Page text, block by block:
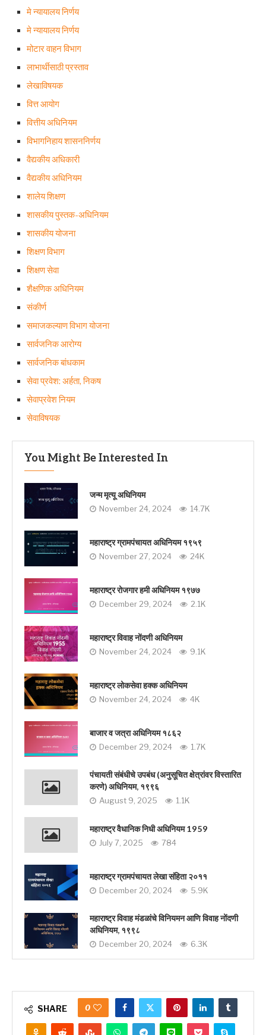
मे न्यायालय निर्णय
मे न्यायालय निर्णय
मोटार वाहन विभाग
लाभार्थीसाठी प्रस्ताव
लेखाविषयक
वित्त आयोग
वित्तीय अधिनियम
विभागनिहाय शासननिर्णय
वैद्यकीय अधिकारी
वैद्यकीय अधिनियम
शालेय शिक्षण
शासकीय पुस्तक-अधिनियम
शासकीय योजना
शिक्षण विभाग
शिक्षण सेवा
शैक्षणिक अधिनियम
संकीर्ण
समाजकल्याण विभाग योजना
सार्वजनिक आरोग्य
सार्वजनिक बांधकाम
सेवा प्रवेश: अर्हता, निकष
सेवाप्रवेश नियम
सेवाविषयक
You Might Be Interested In
जन्म मृत्यू अधिनियम
November 24, 2024 14.7K
महाराष्ट्र ग्रामपंचायत अधिनियम १९५९
November 27, 2024 24K
महाराष्ट्र रोजगार हमी अधिनियम १९७७
December 29, 2024 2.1K
महाराष्ट्र विवाह नोंदणी अधिनियम
November 24, 2024 9.1K
महाराष्ट्र लोकसेवा हक्क अधिनियम
November 24, 2024 4K
बाजार व जत्रा अधिनियम १८६२
December 29, 2024 1.7K
पंचायती संबंधीचे उपबंध (अनुसूचित क्षेत्रांवर विस्तारित
करणे) अधिनियम, १९९६
August 9, 2025 1.1K
महाराष्ट्र वैधानिक निधी अधिनियम 1959
July 7, 2025 784
महाराष्ट्र ग्रामपंचायत लेखा संहिता २०११
December 20, 2024 5.9K
महाराष्ट्र विवाह मंडळांचे विनियमन आणि विवाह नोंदणी
अधिनियम, १९९८
December 20, 2024 6.3K
SHARE 0